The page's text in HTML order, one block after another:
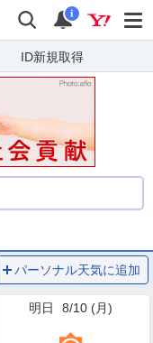
検索 通知
i
ID新規取得
パーソナル天気に追加
明日 8/10 (月)